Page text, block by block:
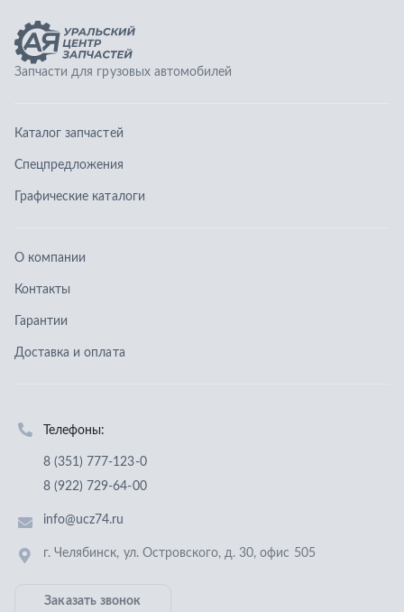
О компании
Контакты
Доставка и оплата
Отправить заявку
Политика конфиденциальности
Разработка - ALGUS